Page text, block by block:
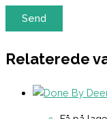
Relaterede